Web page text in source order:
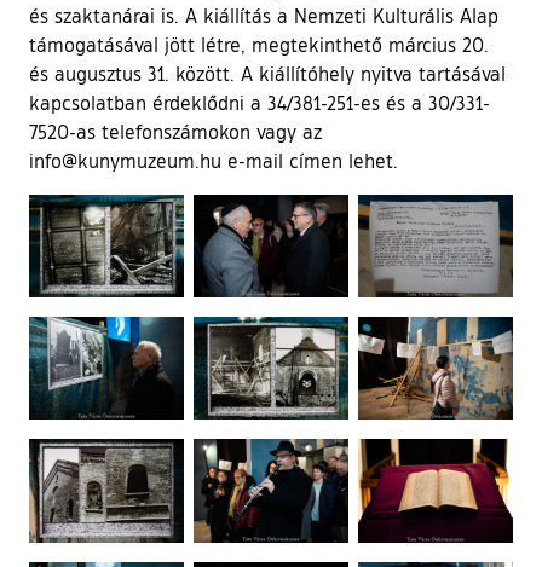
és szaktanárai is. A kiállítás a Nemzeti Kulturális Alap
támogatásával jött létre, megtekinthető március 20.
és augusztus 31. között. A kiállítóhely nyitva tartásával
kapcsolatban érdeklődni a 34/381-251-es és a 30/331-
7520-as telefonszámokon vagy az
info@kunymuzeum.hu e-mail címen lehet.
Ugrás a galéria utánra